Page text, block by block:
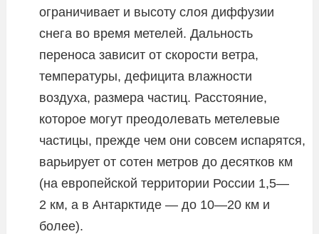
ограничивает и высоту слоя диффузии
снега во время метелей. Дальность
переноса зависит от скорости ветра,
температуры, дефицита влажности
воздуха, размера частиц. Расстояние,
которое могут преодолевать метелевые
частицы, прежде чем они совсем испарятся,
варьирует от сотен метров до десятков км
(на европейской территории России 1,5—
2 км, а в Антарктиде — до 10—20 км и
более).